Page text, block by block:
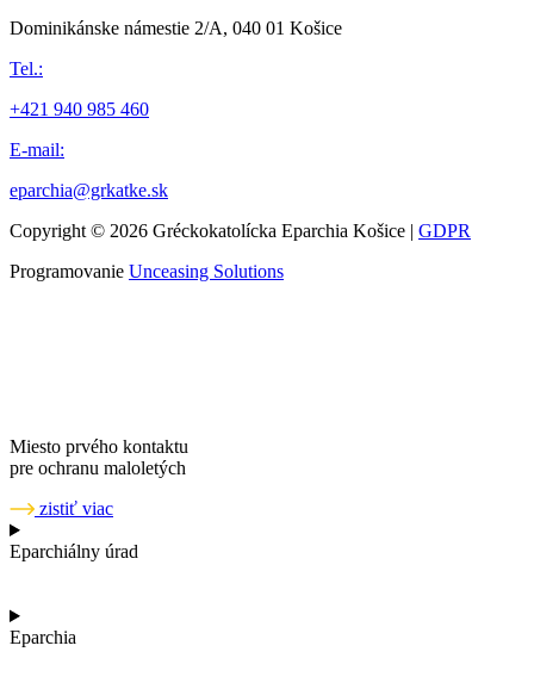
Dominikánske námestie 2/A, 040 01 Košice
Tel.:
+421 940 985 460
E-mail:
eparchia@grkatke.sk
Copyright © 2026 Gréckokatolícka Eparchia Košice | GDPR
Programovanie Unceasing Solutions
Miesto prvého kontaktu
pre ochranu maloletých
zistiť viac
Eparchiálny úrad
Eparchia